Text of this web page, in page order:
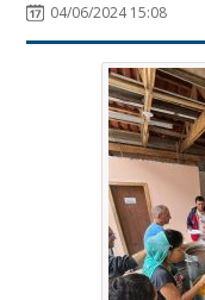
04/06/2024 15:08